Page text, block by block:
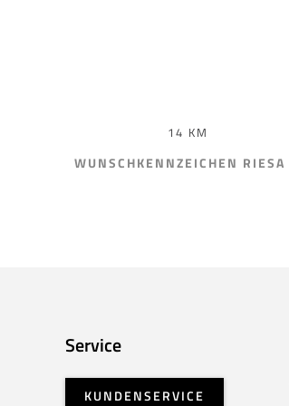
14 KM
WUNSCHKENNZEICHEN RIESA
Service
KUNDENSERVICE